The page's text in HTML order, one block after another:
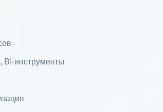
BI-инструменты